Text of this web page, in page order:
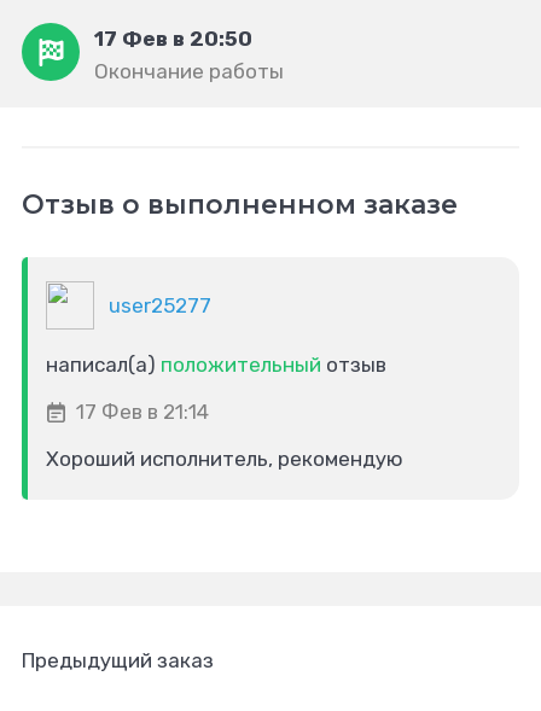
17 Фев в 20:50
Окончание работы
Отзыв о выполненном заказе
user25277
написал(а) положительный отзыв
17 Фев в 21:14
Хороший исполнитель, рекомендую
Предыдущий заказ